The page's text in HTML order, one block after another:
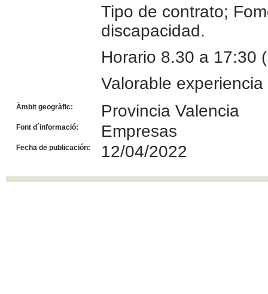
Tipo de contrato;
discapacidad.
Horario 8.30 a 17:30
Valorable
Àmbit geogràfic: Provincia Valencia
Font d´informació: Empresas
Fecha de publicación: 12/04/2022